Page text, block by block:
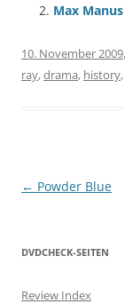
Max
10. November 2009
ray,drama, history,
← Powder Blue
DVDCHECK-SEITEN
Review Index